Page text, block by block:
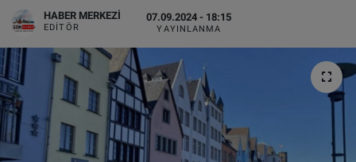
HABER MERKEZI
EDITÖR
07.09.2024 - 18:15
YAYINLANMA
BİLİM-TEKNOLOJİ
SAĞLIK
FOTO GALERİ
VIDEO GALERİ
ALGEMENE VOORWAARDEN
Haber Arşivi